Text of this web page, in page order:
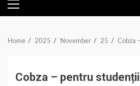
PRIMARY
MENU
Home 2025 November 25 Cobza
Cobza – pentru